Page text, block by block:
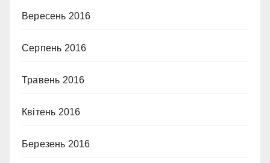
Вересень 2016
Серпень 2016
Травень 2016
Квітень 2016
Березень 2016